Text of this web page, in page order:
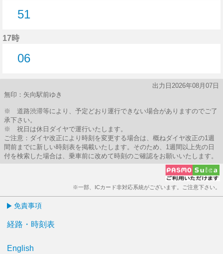
51
17時
06
出力日2026年08月07日
無印：矢向駅前ゆき
※ 道路渋滞等により、予定どおり運行できない場合がありますのでご了
承下さい。
※ 祝日は休日ダイヤで運行いたします。
ご注意：ダイヤ改正により時刻を変更する場合は、概ねダイヤ改正の1週
間前までに新しい時刻表を掲載いたします。そのため、1週間以上先の日
付を検索した場合は、乗車前に改めて時刻のご確認をお願いいたします。
※一部、ICカード非対応系統がございます。ご注意下さい。
免責事項
経路・時刻表
English